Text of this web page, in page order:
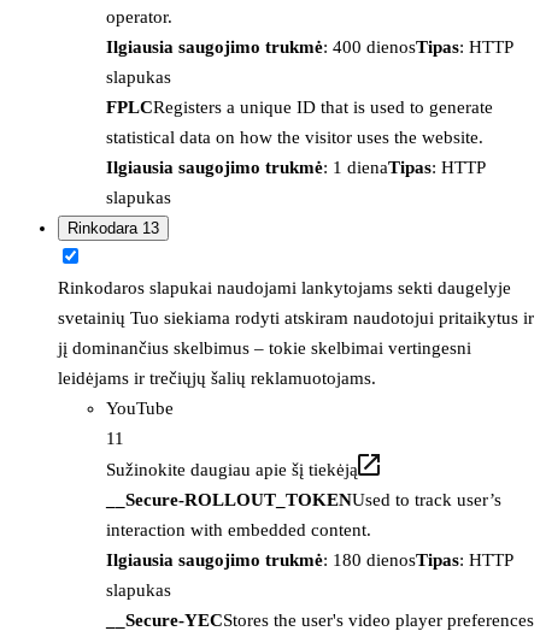
operator.
Ilgiausia saugojimo trukmė: 400 dienosTipas: HTTP
slapukas
FPLCRegisters a unique ID that is used to generate
statistical data on how the visitor uses the website.
Ilgiausia saugojimo trukmė: 1 dienaTipas: HTTP
slapukas
Rinkodara 13
Rinkodaros slapukai naudojami lankytojams sekti daugelyje
svetainių Tuo siekiama rodyti atskiram naudotojui pritaikytus ir
jį dominančius skelbimus – tokie skelbimai vertingesni
leidėjams ir trečiųjų šalių reklamuotojams.
YouTube
11
Sužinokite daugiau apie šį tiekėją
__Secure-ROLLOUT_TOKENUsed to track user’s
interaction with embedded content.
Ilgiausia saugojimo trukmė: 180 dienosTipas: HTTP
slapukas
__Secure-YECStores the user's video player preferences